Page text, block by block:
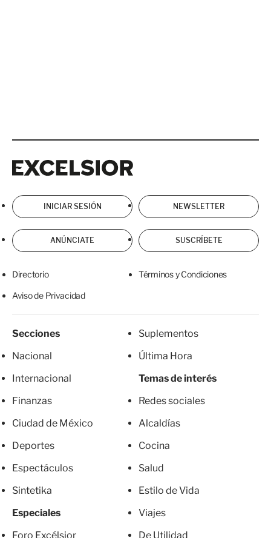
INICIAR SESIÓN NEWSLETTER
ANÚNCIATE SUSCRÍBETE
Directorio Términos y Condiciones
Aviso de Privacidad
Secciones
Nacional
Internacional
Finanzas
Ciudad de México
Deportes
Espectáculos
Sintetika
Especiales
Foro Excélsior
Suplementos
Última Hora
Temas de interés
Redes sociales
Alcaldías
Cocina
Salud
Estilo de Vida
Viajes
De Utilidad